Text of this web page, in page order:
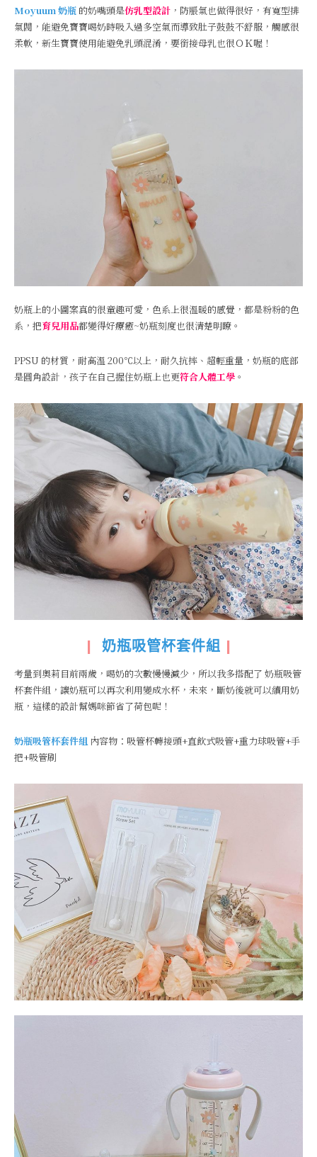
Moyuum 奶瓶 的奶嘴頭是仿乳型設計 ，防脹氣也做得很好，有​​寬型排
氣閥，能避免寶寶喝奶時吸入過多空氣而導致肚子鼓鼓不舒服，觸感很
柔軟，新生寶寶使用能避免乳頭混淆，要銜接母乳也很ＯＫ喔！
奶瓶上的小圖案真的很童趣可愛，色系上很溫暖的感覺，都是粉粉的色
系，把育兒用品都變得好療癒~奶瓶刻度也很清楚明瞭。
PPSU 的材質，耐高溫 200℃以上，耐久抗摔、超輕重量，奶瓶的底部
是圓角設計，孩子在自己握住奶瓶上也更符合人體工學 。
| 奶瓶吸管杯套件組 |
考量到奧莉目前兩歲，喝奶的次數慢慢減少，所以我多搭配了 奶瓶吸管
杯套件組，讓奶瓶可以再次利用變成水杯，未來，斷奶後就可以續用奶
瓶，這樣的設計幫媽咪節省了荷包呢！
奶瓶吸管杯套件組 內容物：吸管杯轉接頭+直飲式吸管+重力球吸管+手
把+吸管刷